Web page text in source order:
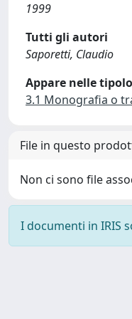
1999
Tutti gli autori
Saporetti, Claudio
Appare nelle
3.1 Monografia o
File in questo
Non ci sono file
I documenti in IRIS